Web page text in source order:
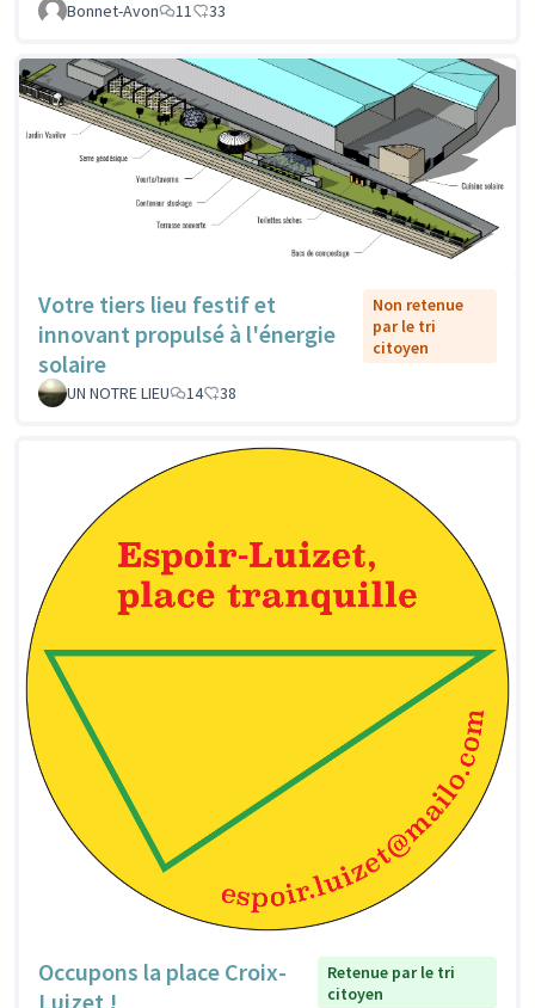
Bonnet-Avon 11 33
Votre tiers lieu festif et
innovant propulsé à l'énergie
solaire
Non retenue
par le tri
citoyen
UN NOTRE LIEU 14 38
Occupons la place Croix-
Luizet !
Retenue par le tri
citoyen